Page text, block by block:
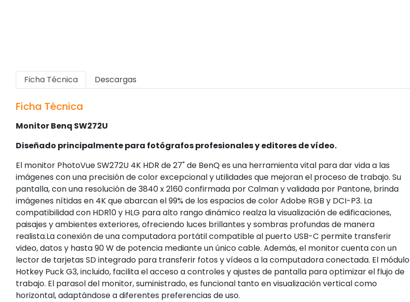
Ficha Técnica Descargas
Ficha Técnica
Monitor Benq SW272U
Diseñado principalmente para fotógrafos profesionales y editores de vídeo.
El monitor PhotoVue SW272U 4K HDR de 27" de BenQ es una herramienta vital para dar vida a las
imágenes con una precisión de color excepcional y utilidades que mejoran el proceso de trabajo. Su
pantalla, con una resolución de 3840 x 2160 confirmada por Calman y validada por Pantone, brinda
imágenes nítidas en 4K que abarcan el 99% de los espacios de color Adobe RGB y DCI-P3. La
compatibilidad con HDR10 y HLG para alto rango dinámico realza la visualización de edificaciones,
paisajes y ambientes exteriores, ofreciendo luces brillantes y sombras profundas de manera
realista.La conexión de una computadora portátil compatible al puerto USB-C permite transferir
video, datos y hasta 90 W de potencia mediante un único cable. Además, el monitor cuenta con un
lector de tarjetas SD integrado para transferir fotos y vídeos a la computadora conectada. El módulo
Hotkey Puck G3, incluido, facilita el acceso a controles y ajustes de pantalla para optimizar el flujo de
trabajo. El parasol del monitor, suministrado, es funcional tanto en visualización vertical como
horizontal, adaptándose a diferentes preferencias de uso.